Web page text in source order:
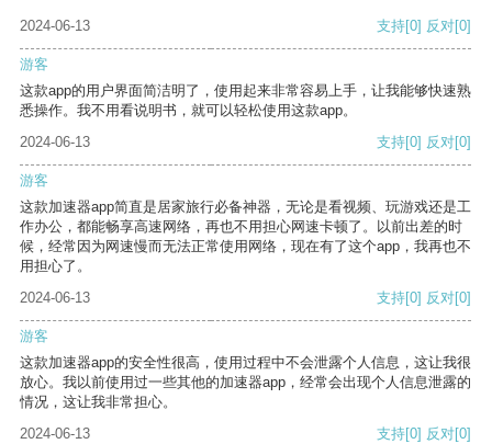
2024-06-13 支持[0] 反对[0]
游客
这款app的用户界面简洁明了，使用起来非常容易上手，让我能够快速熟
悉操作。我不用看说明书，就可以轻松使用这款app。
2024-06-13
支持[0] 反对[0]
游客
这款加速器app简直是居家旅行必备神器，无论是看视频、玩游戏还是工
作办公，都能畅享高速网络，再也不用担心网速卡顿了。以前出差的时
候，经常因为网速慢而无法正常使用网络，现在有了这个app，我再也不
用担心了。
2024-06-13
支持[0] 反对[0]
游客
这款加速器app的安全性很高，使用过程中不会泄露个人信息，这让我很
放心。我以前使用过一些其他的加速器app，经常会出现个人信息泄露的
情况，这让我非常担心。
2024-06-13
支持[0] 反对[0]